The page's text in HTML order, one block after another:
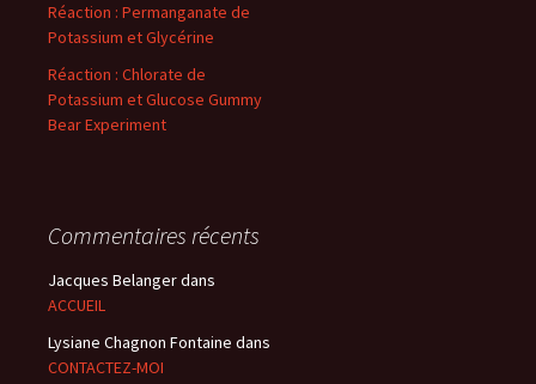
Réaction : Permanganate de
Potassium et Glycérine
Réaction : Chlorate de
Potassium et Glucose Gummy
Bear Experiment
Commentaires récents
Jacques Belangerdans
ACCUEIL
Lysiane Chagnon Fontaine dans
CONTACTEZ-MOI